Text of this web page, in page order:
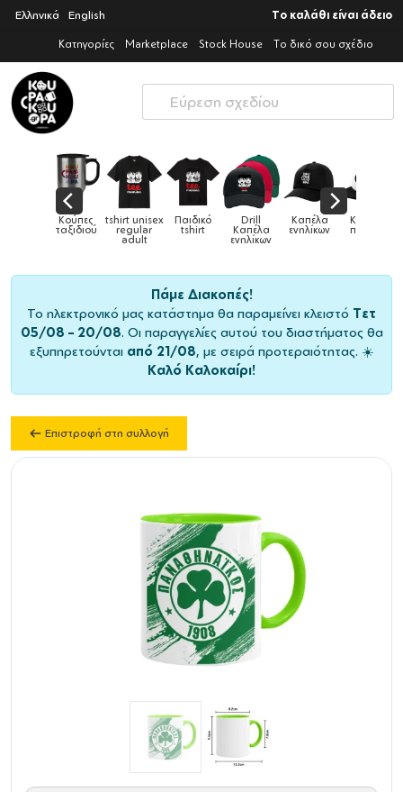
Ελληνικά English Το καλάθι είναι άδειο
Κατηγορίες Marketplace Stock House Το δικό σου σχέδιο
Drill
Καπέλα
Καπέλα
ενηλίκων
Καπέλα
παιδικά Κούπες Κούπες
ειδικές
Πάμε Διακοπές!
Το ηλεκτρονικό μας κατάστημα θα παραμείνει κλειστό Τετ
05/08 – 20/08. Οι παραγγελίες αυτού του διαστήματος θα
εξυπηρετούνται από 21/08, με σειρά προτεραιότητας. ☀️
Καλό Καλοκαίρι!
Επιστροφή στη συλλογή